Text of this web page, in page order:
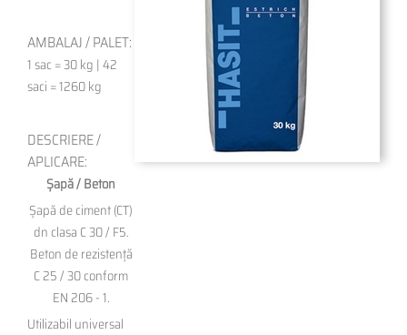
AMBALAJ / PALET:
1 sac = 30 kg | 42
saci = 1260 kg
DESCRIERE /
APLICARE:
Șapă / Beton
Șapă de ciment (CT)
dn clasa C 30 / F5.
Beton de rezistență
C 25 / 30 conform
EN 206 - 1.
Utilizabil universal